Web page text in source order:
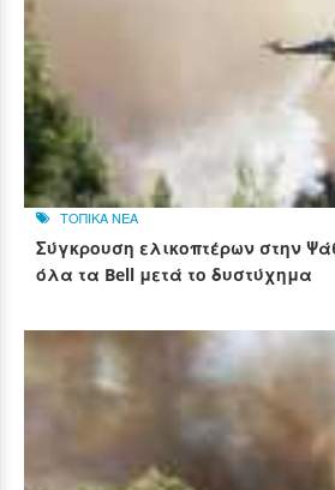
ΤΟΠΙΚΑ ΝΕΑ
Σύγκρουση ελικοπτέρων στην
όλα τα Bell μετά το δυστύχημα